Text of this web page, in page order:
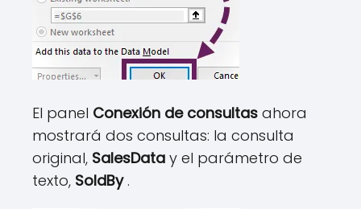
El panel Conexión de consultas ahora
mostrará dos consultas: la consulta
original, SalesData y el parámetro de
texto, SoldBy.